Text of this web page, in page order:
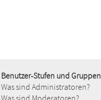
Benutzer-Stufen und Gruppen
Was sind Administratoren?
Was sind Moderatoren?